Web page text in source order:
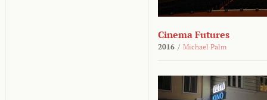
Cinema Futures
2016 / Michael Palm